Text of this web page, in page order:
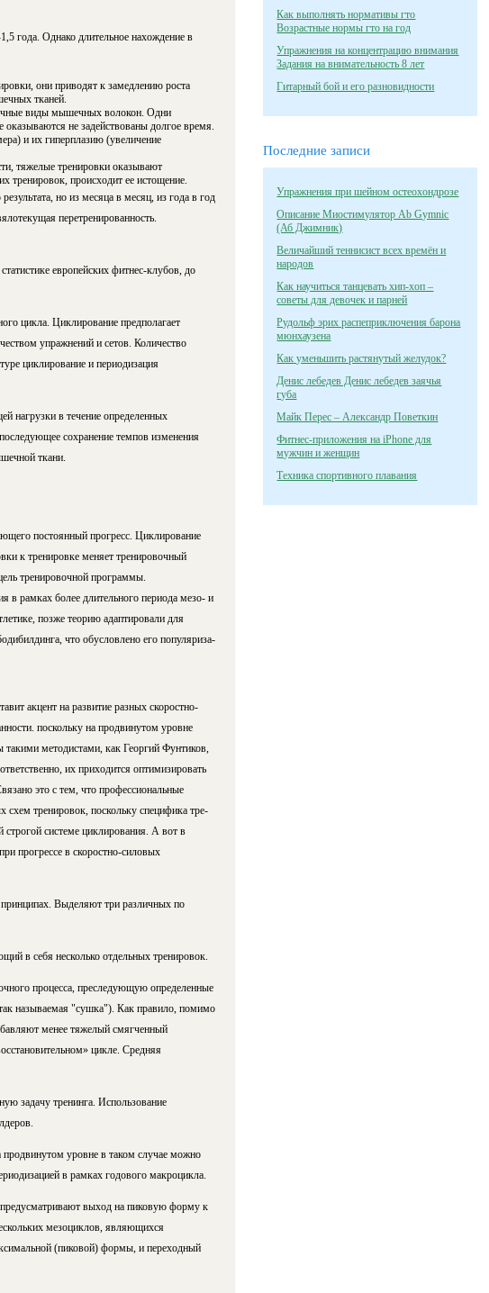
года. Однако длительное нахождение в
они приводят к замедлению роста
тканей.
виды мышечных волокон. Одни
не задействованы долгое время.
и их гиперплазию (увеличение
тяжелые тренировки оказывают
тренировок, происходит ее истощение.
но из месяца в месяц, из года в год
перетренированность.
европейских фитнес-клубов, до
цикла. Циклирование предполагает
упражнений и сетов. Количество
циклирование и периодизация
нагрузки в течение определенных
сохранение темпов изменения
ткани.
постоянный прогресс. Циклирование
к тренировке меняет тренировочный
тренировочной программы.
в рамках более длительного периода мезо- и
позже теорию адаптировали для
что обусловлено его по­пу­ля­ри­за­
акцент на развитие разных скоростно-
пос­коль­ку на продвинутом уровне
методистами, как Георгий Фун­ти­ков,
их приходится оптимизировать
это с тем, что профессиональные
схем тренировок, поскольку спе­ци­фи­ка тре­
системе циклирования. А вот в
прог­рес­се в ско­рост­но-си­ло­вых
Выделяют три различных по
в себя несколько отдельных тренировок.
процесса, преследующую определенные
называемая "сушка"). Как правило, помимо
менее тяжелый смягченный
цикле. Средняя
задачу тренинга. Использование
продвинутом уровне в таком случае можно
в рамках годового макроцикла.
предусматривают выход на пиковую форму к
мезоциклов, являющихся
(пиковой) формы, и переходный
Как выполнять нормативы гто
Возрастные нормы гто на год
Упражнения на концентрацию внимания
Задания на внимательность 8 лет
Гитарный бой и его разновидности
Последние записи
Упражнения при шейном остеохондрозе
Описание Миостимулятор Ab Gymnic
(Аб Джимник)
Величайший теннисист всех времён и
народов
Как научиться танцевать хип-хоп –
советы для девочек и парней
Рудольф эрих распеприключения барона
мюнхаузена
Как уменьшить растянутый желудок?
Денис лебедев Денис лебедев заячья
губа
Майк Перес – Александр Поветкин
Фитнес-приложения на iPhone для
мужчин и женщин
Техника спортивного плавания